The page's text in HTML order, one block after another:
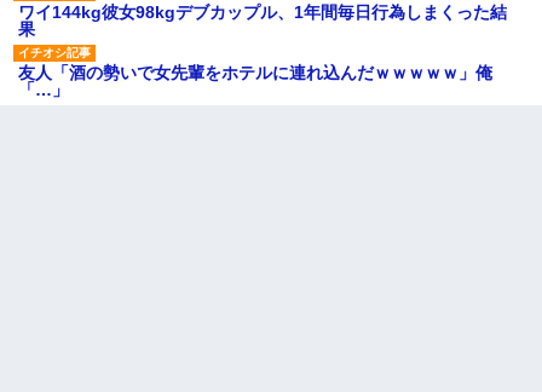
ワイ144kg彼女98kgデブカップル、1年間毎日行為しまくった結
果
友人「酒の勢いで女先輩をホテルに連れ込んだｗｗｗｗｗ」俺
「…」